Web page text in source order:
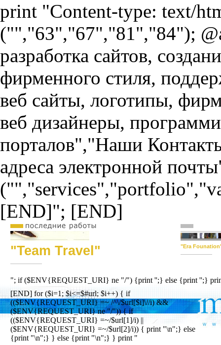
print "Content-type: text/
("","63","67","81","84");
разработка сайтов,
фирменного стиля,
веб сайты, логотипы,
веб дизайнеры,
порталов","Наши
адреса электронной
[END]"; [END]
"Team Travel" "Era
"; if ($ENV{REQUEST_URI} ne "/") {print '';} else {print '';}
[END] for ($i=1; $i<=$#url; $i++) { if
(($ENV{REQUEST_URI} =~ /^\/$url[$i]\//i) &&
($ENV{REQUEST_URI} ne "/")) { if
(($ENV{REQUEST_URI} =~/$url[1]/i) ||
($ENV{REQUEST_URI} =~/$url[2]/i)) { print "\n";} else
{print "\n";} } else {print "\n";} } print "